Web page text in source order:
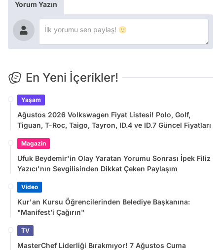
Yorum Yazın
En Yeni İçerikler!
Yaşam
Ağustos 2026 Volkswagen Fiyat Listesi! Polo, Golf,
Tiguan, T-Roc, Taigo, Tayron, ID.4 ve ID.7 Güncel Fiyatları
Magazin
Ufuk Beydemir'in Olay Yaratan Yorumu Sonrası İpek Filiz
Yazıcı'nın Sevgilisinden Dikkat Çeken Paylaşım
Video
Kur'an Kursu Öğrencilerinden Belediye Başkanına:
"Manifest’i Çağırın"
TV
MasterChef Liderliği Bırakmıyor! 7 Ağustos Cuma